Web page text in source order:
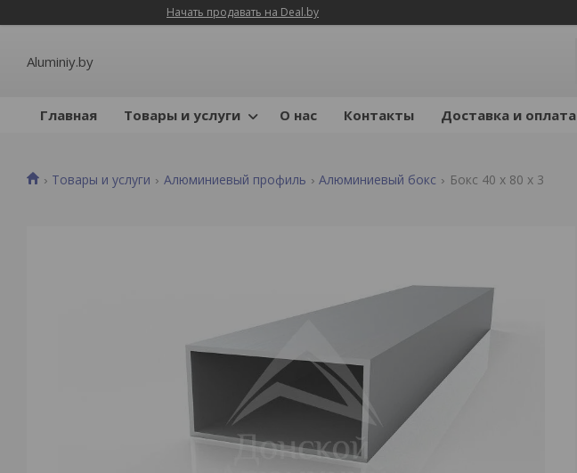
Начать продавать на Deal.by
Aluminiy.by
Главная Товары и услуги О нас Контакты Доставка и оплата
Товары и услуги Алюминиевый профиль Алюминиевый бокс Бокс 40 x 80 x 3